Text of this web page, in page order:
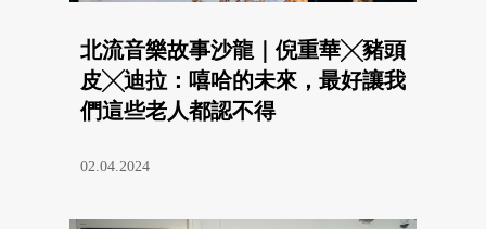
北流音樂故事沙龍｜倪重華╳豬頭
皮╳迪拉：嘻哈的未來，最好讓我
們這些老人都認不得
02.04.2024